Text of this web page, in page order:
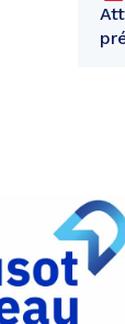
sur